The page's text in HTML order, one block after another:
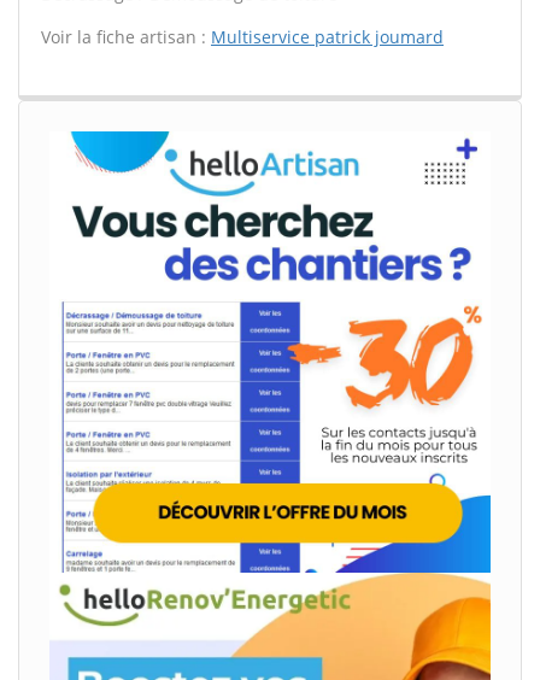
Voir la fiche artisan : Multiservice patrick joumard